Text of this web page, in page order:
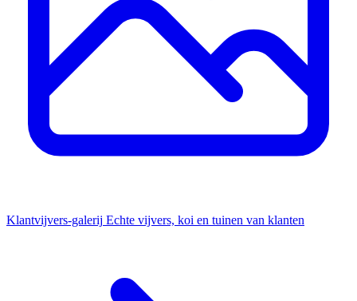
Klantvijvers-galerij Echte vijvers, koi en tuinen van klanten